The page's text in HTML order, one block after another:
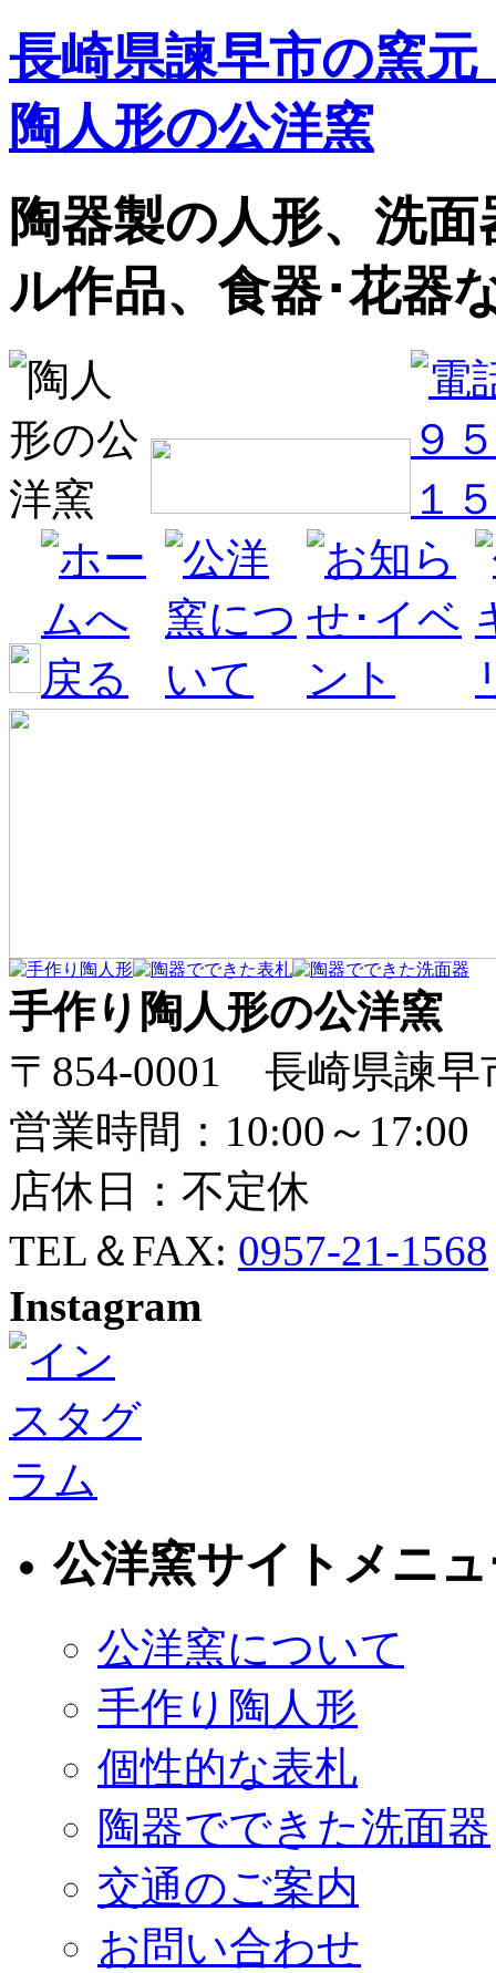
長崎県諫早市の窯
陶人形の公洋窯
陶器製の人形、洗
ル作品、食器･花器
手作り陶人形の公洋窯
〒854-0001 長崎県諫早
営業時間：10:00～17:00
店休日：不定休
TEL＆FAX: 0957-21-1568
Instagram
公洋窯サイトメニ
公洋窯について
手作り陶人形
個性的な表札
陶器でできた洗面器
交通のご案内
お問い合わせ